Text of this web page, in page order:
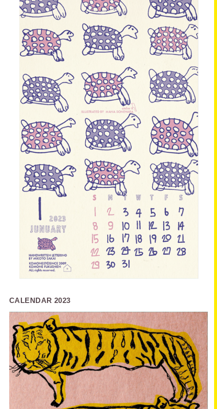
CALENDAR 2023